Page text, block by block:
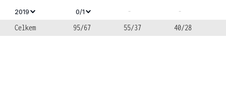
2019 0/1 -
-
Celkem
95/67 55/37 40/28